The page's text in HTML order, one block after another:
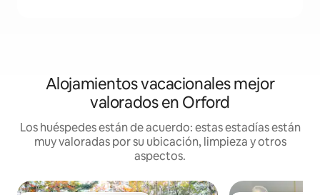
Alojamientos vacacionales mejor
valorados en Orford
Los huéspedes están de acuerdo: estas estadías están
muy valoradas por su ubicación, limpieza y otros
aspectos.